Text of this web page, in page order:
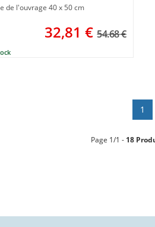
de l'ouvrage 40 x 50 cm
32,81 € 54.68 €
1
Page 1/1 - 18